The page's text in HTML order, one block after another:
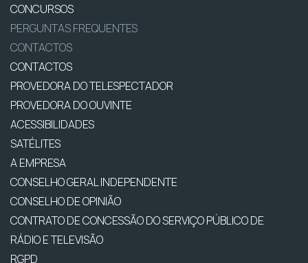
CONCURSOS
PERGUNTAS FREQUENTES
CONTACTOS
CONTACTOS
PROVEDORA DO TELESPECTADOR
PROVEDORA DO OUVINTE
ACESSIBILIDADES
SATÉLITES
A EMPRESA
CONSELHO GERAL INDEPENDENTE
CONSELHO DE OPINIÃO
CONTRATO DE CONCESSÃO DO SERVIÇO PÚBLICO DE
RÁDIO E TELEVISÃO
RGPD